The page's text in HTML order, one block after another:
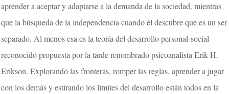
aprender a aceptar y adaptarse a la demanda de la sociedad, mientras
que la búsqueda de la independencia cuando él descubre que es un ser
separado. Al menos esa es la teoría del desarrollo personal-social
reconocido propuesta por la tarde renombrado psicoanalista Erik H.
Erikson. Explorando las fronteras, romper las reglas, aprender a jugar
con los demás y estirando los límites del desarrollo están todos en la